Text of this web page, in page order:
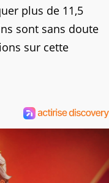
plus de 11,5
sont sans doute
sur cette